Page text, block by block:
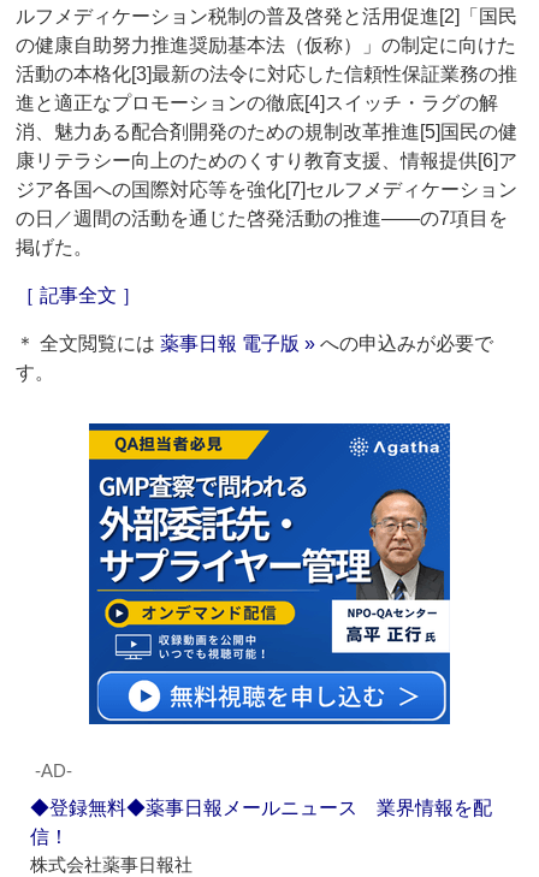
ルフメディケーション税制の普及啓発と活用促進[2]「国民
の健康自助努力推進奨励基本法（仮称）」の制定に向けた
活動の本格化[3]最新の法令に対応した信頼性保証業務の推
進と適正なプロモーションの徹底[4]スイッチ・ラグの解
消、魅力ある配合剤開発のための規制改革推進[5]国民の健
康リテラシー向上のためのくすり教育支援、情報提供[6]ア
ジア各国への国際対応等を強化[7]セルフメディケーション
の日／週間の活動を通じた啓発活動の推進――の7項目を
掲げた。
［ 記事全文 ］
＊ 全文閲覧には薬事日報 電子版 » への申込みが必要で
す。
‐AD‐
◆登録無料◆薬事日報メールニュース 業界情報を配
信！
株式会社薬事日報社